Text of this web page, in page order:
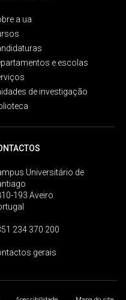
a ua
e escolas
de investigação
Universitário de
193 Aveiro
234 370 200
gerais